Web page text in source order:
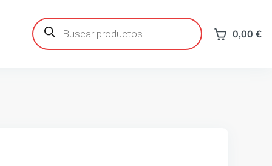
Búsqueda
de
productos 0,00 €